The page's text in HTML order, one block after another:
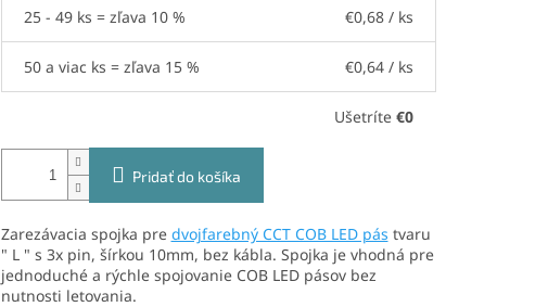
25 - 49 ks = zľava 10 % €0,68 / ks
50 a viac ks = zľava 15 % €0,64 / ks
Ušetríte €0
Pridať do košíka
Zarezávacia spojka pre dvojfarebný CCT COB LED pás tvaru
" L " s 3x pin, šírkou 10mm, bez kábla. Spojka je vhodná pre
jednoduché a rýchle spojovanie COB LED pásov bez
nutnosti letovania.